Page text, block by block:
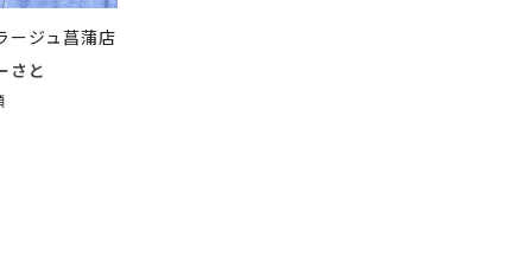
ージュ菖蒲店
さと